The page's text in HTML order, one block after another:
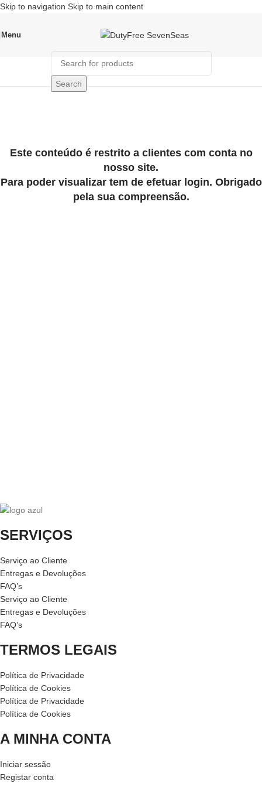
Skip to navigation Skip to main content
Menu
Search
Acesso Restrito
Este conteúdo é restrito a clientes com conta no
nosso site.
Para poder visualizar tem de efetuar login. Obrigado
pela sua compreensão.
SERVIÇOS
Serviço ao Cliente
Entregas e Devoluções
FAQ’s
Serviço ao Cliente
Entregas e Devoluções
FAQ’s
TERMOS LEGAIS
Política de Privacidade
Política de Cookies
Política de Privacidade
Política de Cookies
A MINHA CONTA
Iniciar sessão
Registar conta